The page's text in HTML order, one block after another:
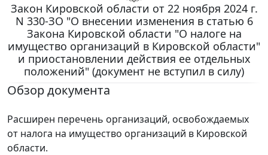
Закон Кировской области от 22 ноября 2024 г.
N 330-ЗО "О внесении изменения в статью 6
Закона Кировской области "О налоге на
имущество организаций в Кировской области"
и приостановлении действия ее отдельных
положений" (документ не вступил в силу)
Обзор документа
Расширен перечень организаций, освобождаемых
от налога на имущество организаций в Кировской
области.